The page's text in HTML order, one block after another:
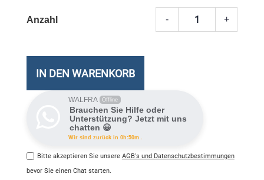
- +
IN DEN WARENKORB
WALFRA Offline
Brauchen Sie Hilfe oder
Unterstützung? Jetzt mit uns
chatten 😀
Wir sind zurück in 0h:50m .
Bitte akzeptieren Sie unsere AGB's und Datenschutzbestimmungen
bevor Sie einen Chat starten.